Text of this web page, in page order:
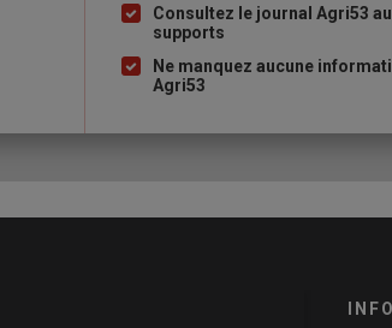
à
puce
Consultez le journal Agri53
supports
Ne manquez aucune
Agri53